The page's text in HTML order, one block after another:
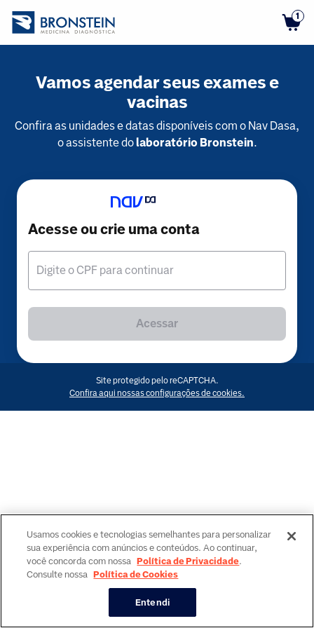
1
Vamos agendar seus exames e
vacinas
Confira as unidades e datas disponíveis com o Nav Dasa,
o assistente dolaboratório Bronstein.
Acesse ou crie uma conta
Digite o CPF para continuar
Acessar
Site protegido pelo reCAPTCHA.
Confira aqui nossas configurações de cookies.
Usamos cookies e tecnologias semelhantes para personalizar
sua experiência com anúncios e conteúdos. Ao continuar,
você concorda com nossa Política de Privacidade.
Consulte nossa Política de Cookies
Entendi